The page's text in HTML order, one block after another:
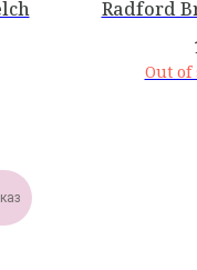
Radford
Out of